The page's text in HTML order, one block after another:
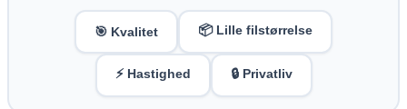
🎯 Kvalitet 📦 Lille filstørrelse
⚡ Hastighed 🔒 Privatliv